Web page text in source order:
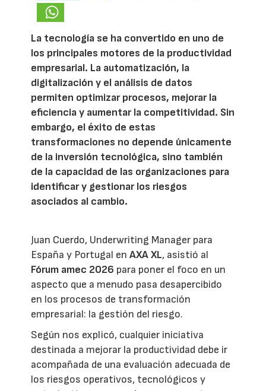
La tecnología se ha convertido en uno de
los principales motores de la productividad
empresarial. La automatización, la
digitalización y el análisis de datos
permiten optimizar procesos, mejorar la
eficiencia y aumentar la competitividad. Sin
embargo, el éxito de estas
transformaciones no depende únicamente
de la inversión tecnológica, sino también
de la capacidad de las organizaciones para
identificar y gestionar los riesgos
asociados al cambio.
Juan Cuerdo, Underwriting Manager para
España y Portugal enAXA XL, asistió al
Fórum amec 2026 para poner el foco en un
aspecto que a menudo pasa desapercibido
en los procesos de transformación
empresarial: la gestión del riesgo.
Según nos explicó, cualquier iniciativa
destinada a mejorar la productividad debe ir
acompañada de una evaluación adecuada de
los riesgos operativos, tecnológicos y